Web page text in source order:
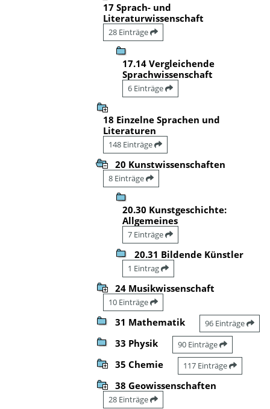
17 Sprach- und
Literaturwissenschaft
28 Einträge
17.14 Vergleichende
Sprachwissenschaft
6 Einträge
18 Einzelne Sprachen und
Literaturen
148 Einträge
20 Kunstwissenschaften
8 Einträge
20.30 Kunstgeschichte:
Allgemeines
7 Einträge
20.31 Bildende Künstler
1 Eintrag
24 Musikwissenschaft
10 Einträge
31 Mathematik 96 Einträge
33 Physik 90 Einträge
35 Chemie 117 Einträge
38 Geowissenschaften
28 Einträge